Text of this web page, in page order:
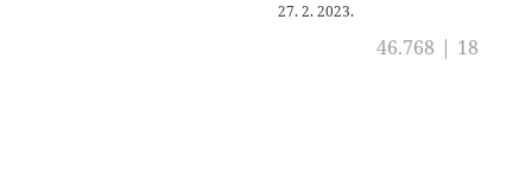
27. 2. 2023.
46.768 | 18